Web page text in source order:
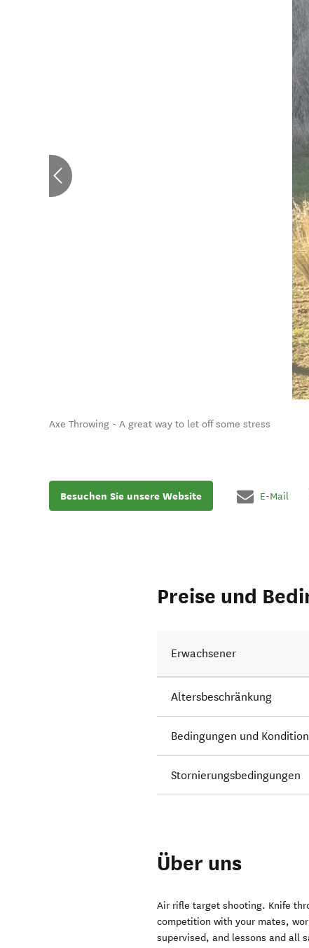
Axe Throwing - A great way to let off some stress
Besuchen Sie unsere Website E-Mail
Preise und
Erwachsener
Altersbeschränkung
Bedingungen und
Stornierungsbedingungen
Über uns
Air rifle target shooting. Knife
competition with your mates,
supervised, and lessons and all